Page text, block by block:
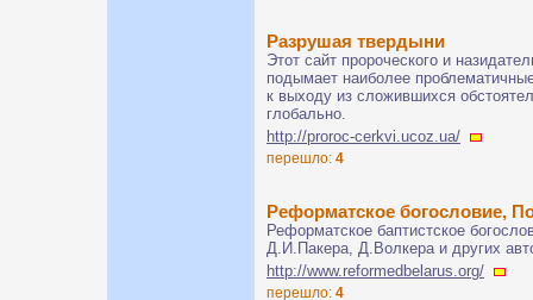
Разрушая твердыни
Этот сайт пророческого и
подымает наиболее
к выходу из сложившихся
глобально.
http://proroc-cerkvi.ucoz.ua/
перешло: 4
Реформатское богословие,
Реформатское баптистское
Д.И.Пакера, Д.Волкера и других
http://www.reformedbelarus.org/
перешло: 4